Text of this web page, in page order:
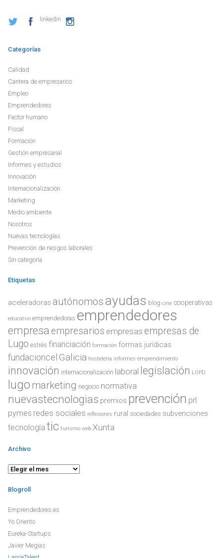
linkedin
Categorías
Calidad
Cantera de empresarios
Empleo
Emprendedores
Factor humano
Fiscal
Formación
Gestión empresarial
Informes y estudios
Innovación
Internacionalización
Marketing
Medio ambiente
Nosotros
Nuevas tecnologías
Prevención de riesgos laborales
Sin categoría
Etiquetas
aceleradoras autónomos ayudas blog cine cooperativas
educativo emprendedoras emprendedores
empresa empresarios empresas empresas de
Lugo estrés financiación formación formas jurídicas
fundacioncel Galicia hostelería informes emprendimiento
innovación internacionalización laboral legislación LOPD
lugo marketing negocio normativa
nuevastecnologias premios prevención prl
pymes redes sociales reflexiones rural sociedades subvenciones
tecnología tic turismo web Xunta
Archivo
Archivo
Blogroll
Emprendedores.es
Yo Oriento
Eureka-Startups
Javier Megias